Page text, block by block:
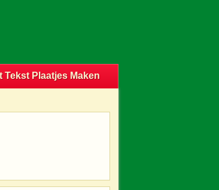
Tekst Plaatjes Maken